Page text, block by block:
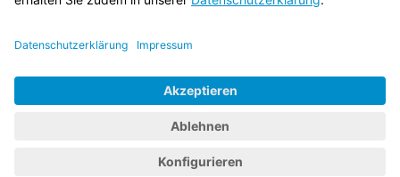
Impressum